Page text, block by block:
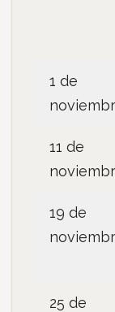
1 de
11 de
19 de
25 de